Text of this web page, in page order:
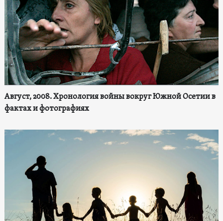
Август, 2008. Хронология войны вокруг Южной Осетии в
фактах и фотографиях